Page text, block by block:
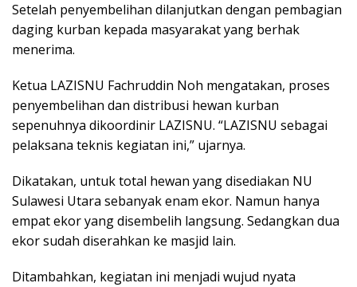
Setelah penyembelihan dilanjutkan dengan pembagian
daging kurban kepada masyarakat yang berhak
menerima.
Ketua LAZISNU Fachruddin Noh mengatakan, proses
penyembelihan dan distribusi hewan kurban
sepenuhnya dikoordinir LAZISNU. “LAZISNU sebagai
pelaksana teknis kegiatan ini,” ujarnya.
Dikatakan, untuk total hewan yang disediakan NU
Sulawesi Utara sebanyak enam ekor. Namun hanya
empat ekor yang disembelih langsung. Sedangkan dua
ekor sudah diserahkan ke masjid lain.
Ditambahkan, kegiatan ini menjadi wujud nyata